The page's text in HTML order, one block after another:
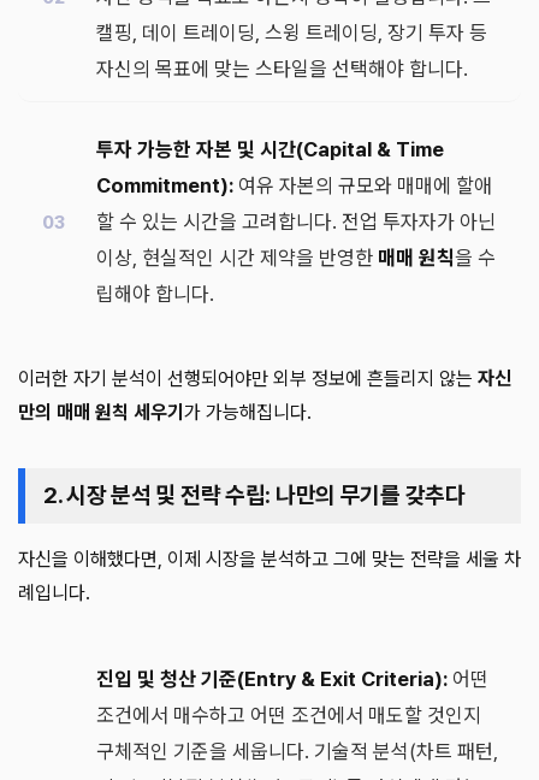
캘핑, 데이 트레이딩, 스윙 트레이딩, 장기 투자 등
자신의 목표에 맞는 스타일을 선택해야 합니다.
투자 가능한 자본 및 시간(Capital & Time
Commitment): 여유 자본의 규모와 매매에 할애
할 수 있는 시간을 고려합니다. 전업 투자자가 아닌
이상, 현실적인 시간 제약을 반영한 매매 원칙을 수
립해야 합니다.
이러한 자기 분석이 선행되어야만 외부 정보에 흔들리지 않는 자신
만의 매매 원칙 세우기 가 가능해집니다.
2. 시장 분석 및 전략 수립: 나만의 무기를 갖추다
자신을 이해했다면, 이제 시장을 분석하고 그에 맞는 전략을 세울 차
례입니다.
진입 및 청산 기준(Entry & Exit Criteria): 어떤
조건에서 매수하고 어떤 조건에서 매도할 것인지
구체적인 기준을 세웁니다. 기술적 분석(차트 패턴,